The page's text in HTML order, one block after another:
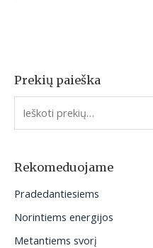
Prekių paieška
I
e
o
:
Rekomeduojame
Pradedantiesiems
Norintiems energijos
Metantiems svorį